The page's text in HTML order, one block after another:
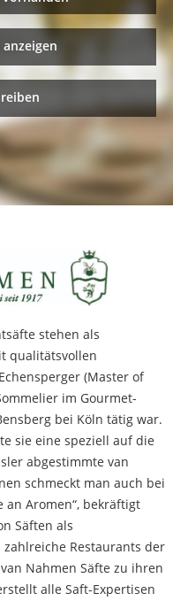
stehen als
qualitätsvollen
(Master of
im Gourmet-
bei Köln tätig war.
sie eine speziell auf die
abgestimmte van
schmeckt man auch bei
Aromen“, bekräftigt
Säften als
Restaurants der
Nahmen Säfte zu ihren
alle Saft-Expertisen